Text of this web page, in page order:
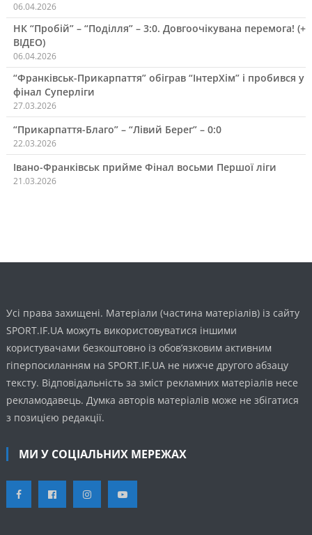
06.04.2026
НК “Пробій” – “Поділля” – 3:0. Довгоочікувана перемога! (+
ВІДЕО)
06.04.2026
“Франківськ-Прикарпаття” обіграв “ІнтерХім” і пробився у
фінал Суперліги
27.03.2026
“Прикарпаття-Благо” – “Лівий Берег” – 0:0
22.03.2026
Івано-Франківськ прийме Фінал восьми Першої ліги
21.03.2026
Усі права захищені. Матеріали (частина матеріалів) із сайту
SPORT.IF.UA можуть використовуватися іншими
користувачами безкоштовно із обов’язковим активним
гіперпосиланням на SPORT.IF.UA не нижче другого абзацу
тексту. Відповідальність за зміст рекламних матеріалів несе
рекламодавець. Думка авторів матеріалів може не збігатися
з позицією редакції.
МИ У СОЦІАЛЬНИХ МЕРЕЖАХ